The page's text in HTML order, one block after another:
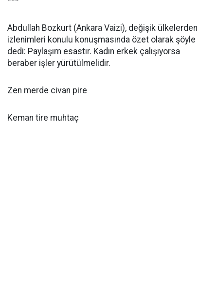
Abdullah Bozkurt (Ankara Vaizi), değişik ülkelerden
izlenimleri konulu konuşmasında özet olarak şöyle
dedi: Paylaşım esastır. Kadın erkek çalışıyorsa
beraber işler yürütülmelidir.
Zen merde civan pire
Keman tire muhtaç